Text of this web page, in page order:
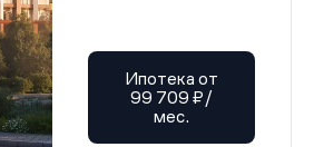
Ипотека от
99 709 ₽/
мес.